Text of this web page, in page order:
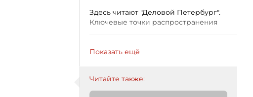
Здесь читают "Деловой Петербург".
Ключевые точки распространения
Показать ещё
Читайте также: